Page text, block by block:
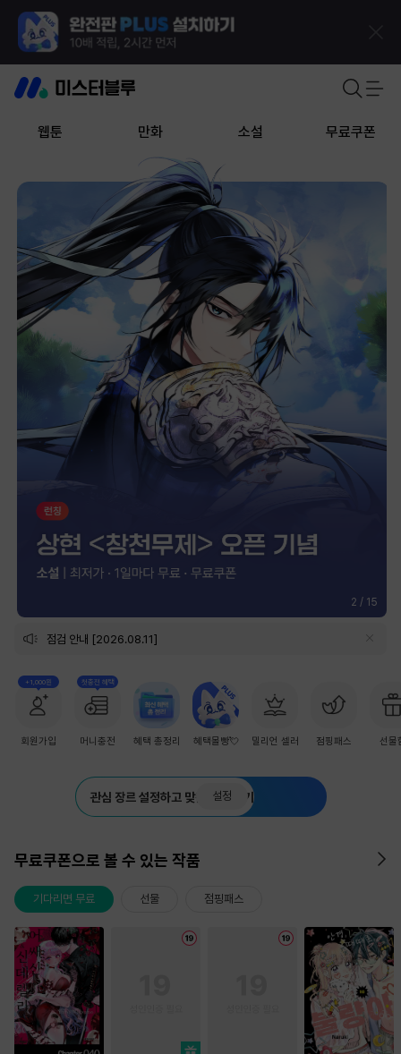
웹툰 만화 소설 무료쿠폰
2 / 15
점검 안내 [2026.08.11]
+1,000원
회원가입
첫충전 혜택
머니충전 혜택 총정리 혜택몰빵💘 밀리언 셀러 점핑패스 선물
관심 장르 설정하고 맞춤 추천 받기
설정
무료쿠폰으로 볼 수 있는 작품
기다리면 무료 선물 점핑패스